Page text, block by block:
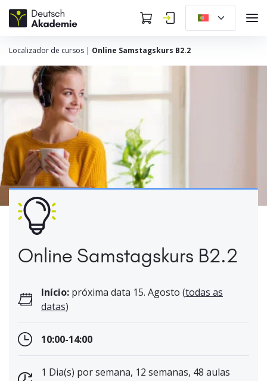
Localizador de cursos | Online Samstagskurs B2.2
Online Samstagskurs B2.2
Início: próxima data 15. Agosto (todas as
datas)
10:00-14:00
1 Dia(s) por semana, 12 semanas, 48 aulas